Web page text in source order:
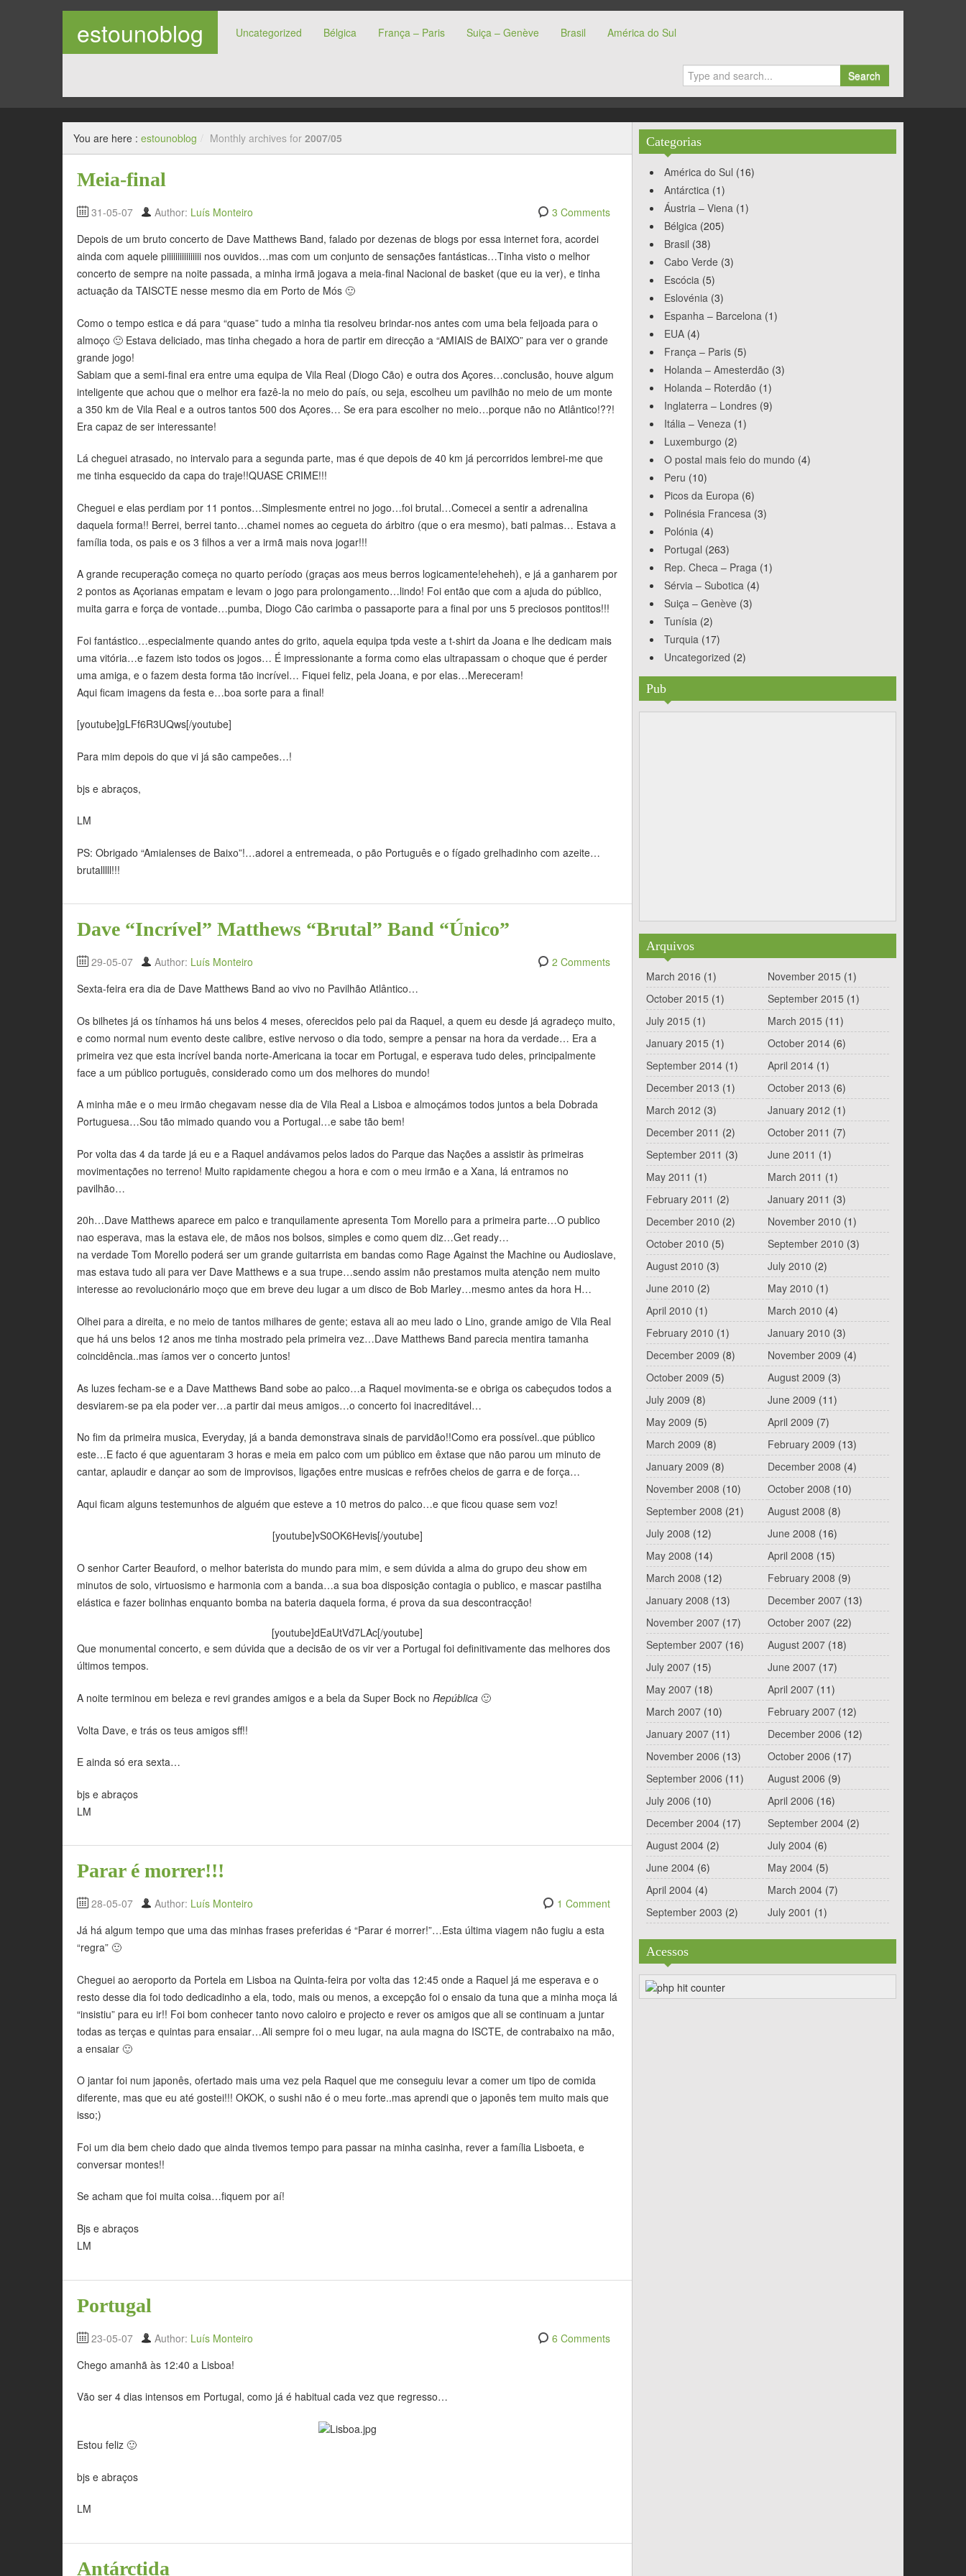
estounoblog Uncategorized Bélgica França – Paris Suiça – Genève Brasil América do Sul
Search
You are here : estounoblog / Monthly archives for 2007/05
Meia-final
31-05-07 Author: Luís Monteiro
3 Comments
Depois de um bruto concerto de Dave Matthews Band, falado por dezenas de blogs por essa internet fora, acordei
ainda com aquele piiiiiiiiiiiiiiii nos ouvidos…mas com um conjunto de sensações fantásticas…Tinha visto o melhor
concerto de sempre na noite passada, a minha irmã jogava a meia-final Nacional de basket (que eu ia ver), e tinha
actuação da TAISCTE nesse mesmo dia em Porto de Mós 🙂
Como o tempo estica e dá para “quase” tudo a minha tia resolveu brindar-nos antes com uma bela feijoada para o
almoço 🙂 Estava deliciado, mas tinha chegado a hora de partir em direcção a “AMIAIS de BAIXO” para ver o grande
grande jogo!
Sabiam que a semi-final era entre uma equipa de Vila Real (Diogo Cão) e outra dos Açores…conclusão, houve algum
inteligente que achou que o melhor era fazê-la no meio do país, ou seja, escolheu um pavilhão no meio de um monte
a 350 km de Vila Real e a outros tantos 500 dos Açores… Se era para escolher no meio…porque não no Atlântico!??!
Era capaz de ser interessante!
Lá cheguei atrasado, no intervalo para a segunda parte, mas é que depois de 40 km já percorridos lembrei-me que
me tinha esquecido da capa do traje!!QUASE CRIME!!!
Cheguei e elas perdiam por 11 pontos…Simplesmente entrei no jogo…foi brutal…Comecei a sentir a adrenalina
daquela forma!! Berrei, berrei tanto…chamei nomes ao cegueta do árbitro (que o era mesmo), bati palmas… Estava a
família toda, os pais e os 3 filhos a ver a irmã mais nova jogar!!!
A grande recuperação começa no quarto período (graças aos meus berros logicamente!eheheh), e já a ganharem por
2 pontos as Açorianas empatam e levam o jogo para prolongamento…lindo! Foi então que com a ajuda do público,
muita garra e força de vontade…pumba, Diogo Cão carimba o passaporte para a final por uns 5 preciosos pontitos!!!
Foi fantástico…especialmente quando antes do grito, aquela equipa tpda veste a t-shirt da Joana e lhe dedicam mais
uma vitória…e fazem isto todos os jogos… É impressionante a forma como elas ultrapassam o choque que é perder
uma amiga, e o fazem desta forma tão incrível… Fiquei feliz, pela Joana, e por elas…Mereceram!
Aqui ficam imagens da festa e…boa sorte para a final!
[youtube]gLFf6R3UQws[/youtube]
Para mim depois do que vi já são campeões…!
bjs e abraços,
LM
PS: Obrigado “Amialenses de Baixo”!…adorei a entremeada, o pão Português e o fígado grelhadinho com azeite…
brutalllll!!!
Dave “Incrível” Matthews “Brutal” Band “Único”
29-05-07 Author: Luís Monteiro
2 Comments
Sexta-feira era dia de Dave Matthews Band ao vivo no Pavilhão Atlântico…
Os bilhetes já os tínhamos há uns belos 4 meses, oferecidos pelo pai da Raquel, a quem eu desde já agradeço muito,
e como normal num evento deste calibre, estive nervoso o dia todo, sempre a pensar na hora da verdade… Era a
primeira vez que esta incrível banda norte-Americana ia tocar em Portugal, e esperava tudo deles, principalmente
face a um público português, considerado como um dos melhores do mundo!
A minha mãe e o meu irmão chegavam nesse dia de Vila Real a Lisboa e almoçámos todos juntos a bela Dobrada
Portuguesa…Sou tão mimado quando vou a Portugal…e sabe tão bem!
Por volta das 4 da tarde já eu e a Raquel andávamos pelos lados do Parque das Nações a assistir às primeiras
movimentações no terreno! Muito rapidamente chegou a hora e com o meu irmão e a Xana, lá entramos no
pavilhão…
20h…Dave Matthews aparece em palco e tranquilamente apresenta Tom Morello para a primeira parte…O publico
nao esperava, mas la estava ele, de mãos nos bolsos, simples e como quem diz…Get ready…
na verdade Tom Morello poderá ser um grande guitarrista em bandas como Rage Against the Machine ou Audioslave,
mas estava tudo ali para ver Dave Matthews e a sua trupe…sendo assim não prestamos muita atenção nem muito
interesse ao revolucionário moço que em breve deu lugar a um disco de Bob Marley…mesmo antes da hora H…
Olhei para a direita, e no meio de tantos milhares de gente; estava ali ao meu lado o Lino, grande amigo de Vila Real
que há uns belos 12 anos me tinha mostrado pela primeira vez…Dave Matthews Band parecia mentira tamanha
coincidência..mas íamos ver o concerto juntos!
As luzes fecham-se e a Dave Matthews Band sobe ao palco…a Raquel movimenta-se e obriga os cabeçudos todos a
desviarem-se pa ela poder ver…a partir dai meus amigos…o concerto foi inacreditável…
No fim da primeira musica, Everyday, já a banda demonstrava sinais de parvidão!!Como era possível..que público
este…E facto é que aguentaram 3 horas e meia em palco com um público em êxtase que não parou um minuto de
cantar, aplaudir e dançar ao som de improvisos, ligações entre musicas e refrões cheios de garra e de força…
Aqui ficam alguns testemunhos de alguém que esteve a 10 metros do palco…e que ficou quase sem voz!
[youtube]vS0OK6Hevis[/youtube]
O senhor Carter Beauford, o melhor baterista do mundo para mim, e sem dúvida a alma do grupo deu show em
minutos de solo, virtuosismo e harmonia com a banda…a sua boa disposição contagia o publico, e mascar pastilha
elástica e fazer bolinhas enquanto bomba na bateria daquela forma, é prova da sua descontracção!
[youtube]dEaUtVd7LAc[/youtube]
Que monumental concerto, e sem dúvida que a decisão de os vir ver a Portugal foi definitivamente das melhores dos
últimos tempos.
A noite terminou em beleza e revi grandes amigos e a bela da Super Bock no República 🙂
Volta Dave, e trás os teus amigos sff!!
E ainda só era sexta…
bjs e abraços
LM
Parar é morrer!!!
28-05-07 Author: Luís Monteiro
1 Comment
Já há algum tempo que uma das minhas frases preferidas é “Parar é morrer!”…Esta última viagem não fugiu a esta
“regra” 🙂
Cheguei ao aeroporto da Portela em Lisboa na Quinta-feira por volta das 12:45 onde a Raquel já me esperava e o
resto desse dia foi todo dedicadinho a ela, todo, mais ou menos, a excepção foi o ensaio da tuna que a minha moça lá
“insistiu” para eu ir!! Foi bom conhecer tanto novo caloiro e projecto e rever os amigos que ali se continuam a juntar
todas as terças e quintas para ensaiar…Ali sempre foi o meu lugar, na aula magna do ISCTE, de contrabaixo na mão,
a ensaiar 🙂
O jantar foi num japonês, ofertado mais uma vez pela Raquel que me conseguiu levar a comer um tipo de comida
diferente, mas que eu até gostei!!! OKOK, o sushi não é o meu forte..mas aprendi que o japonês tem muito mais que
isso;)
Foi um dia bem cheio dado que ainda tivemos tempo para passar na minha casinha, rever a família Lisboeta, e
conversar montes!!
Se acham que foi muita coisa…fiquem por aí!
Bjs e abraços
LM
Portugal
23-05-07 Author: Luís Monteiro
6 Comments
Chego amanhã às 12:40 a Lisboa!
Vão ser 4 dias intensos em Portugal, como já é habitual cada vez que regresso…
Estou feliz 🙂
bjs e abraços
LM
Antárctida
Categorias
América do Sul (16)
Antárctica (1)
Áustria – Viena (1)
Bélgica (205)
Brasil (38)
Cabo Verde (3)
Escócia (5)
Eslovénia (3)
Espanha – Barcelona (1)
EUA (4)
França – Paris (5)
Holanda – Amesterdão (3)
Holanda – Roterdão (1)
Inglaterra – Londres (9)
Itália – Veneza (1)
Luxemburgo (2)
O postal mais feio do mundo (4)
Peru (10)
Picos da Europa (6)
Polinésia Francesa (3)
Polónia (4)
Portugal (263)
Rep. Checa – Praga (1)
Sérvia – Subotica (4)
Suiça – Genève (3)
Tunísia (2)
Turquia (17)
Uncategorized (2)
Pub
Arquivos
March 2016 (1) November 2015 (1)
October 2015 (1) September 2015 (1)
July 2015 (1) March 2015 (11)
January 2015 (1) October 2014 (6)
September 2014 (1) April 2014 (1)
December 2013 (1) October 2013 (6)
March 2012 (3) January 2012 (1)
December 2011 (2) October 2011 (7)
September 2011 (3) June 2011 (1)
May 2011 (1) March 2011 (1)
February 2011 (2) January 2011 (3)
December 2010 (2) November 2010 (1)
October 2010 (5) September 2010 (3)
August 2010 (3) July 2010 (2)
June 2010 (2) May 2010 (1)
April 2010 (1) March 2010 (4)
February 2010 (1) January 2010 (3)
December 2009 (8) November 2009 (4)
October 2009 (5) August 2009 (3)
July 2009 (8) June 2009 (11)
May 2009 (5) April 2009 (7)
March 2009 (8) February 2009 (13)
January 2009 (8) December 2008 (4)
November 2008 (10) October 2008 (10)
September 2008 (21) August 2008 (8)
July 2008 (12) June 2008 (16)
May 2008 (14) April 2008 (15)
March 2008 (12) February 2008 (9)
January 2008 (13) December 2007 (13)
November 2007 (17) October 2007 (22)
September 2007 (16) August 2007 (18)
July 2007 (15) June 2007 (17)
May 2007 (18) April 2007 (11)
March 2007 (10) February 2007 (12)
January 2007 (11) December 2006 (12)
November 2006 (13) October 2006 (17)
September 2006 (11) August 2006 (9)
July 2006 (10) April 2006 (16)
December 2004 (17) September 2004 (2)
August 2004 (2) July 2004 (6)
June 2004 (6) May 2004 (5)
April 2004 (4) March 2004 (7)
September 2003 (2) July 2001 (1)
Acessos